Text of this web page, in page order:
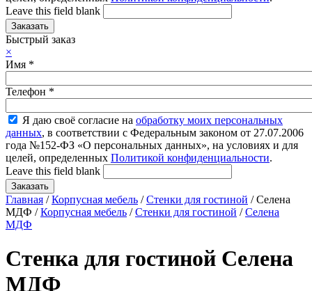
Leave this field blank
Быстрый заказ
×
Имя *
Телефон *
Я даю своё согласие на обработку моих персональных
данных, в соответствии с Федеральным законом от 27.07.2006
года №152-ФЗ «О персональных данных», на условиях и для
целей, определенных Политикой конфиденциальности.
Leave this field blank
Главная /Корпусная мебель /Стенки для гостиной / Селена
МДФ /Корпусная мебель /Стенки для гостиной /Селена
МДФ
Стенка для гостиной Селена
МДФ